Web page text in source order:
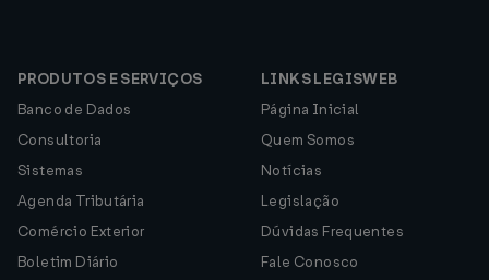
PRODUTOS E SERVIÇOS
Banco de Dados
Consultoria
Sistemas
Agenda Tributária
Comércio Exterior
Boletim Diário
LINKS LEGISWEB
Página Inicial
Quem Somos
Notícias
Legislação
Dúvidas Frequentes
Fale Conosco